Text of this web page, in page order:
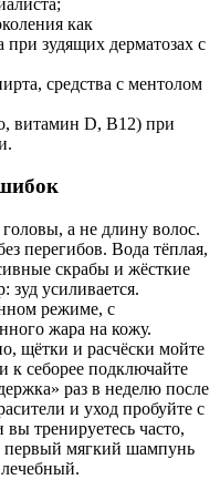
как
зудящих дерматозах с
средства с ментолом
витамин D, B12) при
а не длину волос.
перегибов. Вода тёплая,
скрабы и жёсткие
зуд усиливается.
режиме, с
жара на кожу.
щётки и расчёски мойте
к себорее подключайте
раз в неделю после
и уход пробуйте с
тренируетесь часто,
первый мягкий шампунь